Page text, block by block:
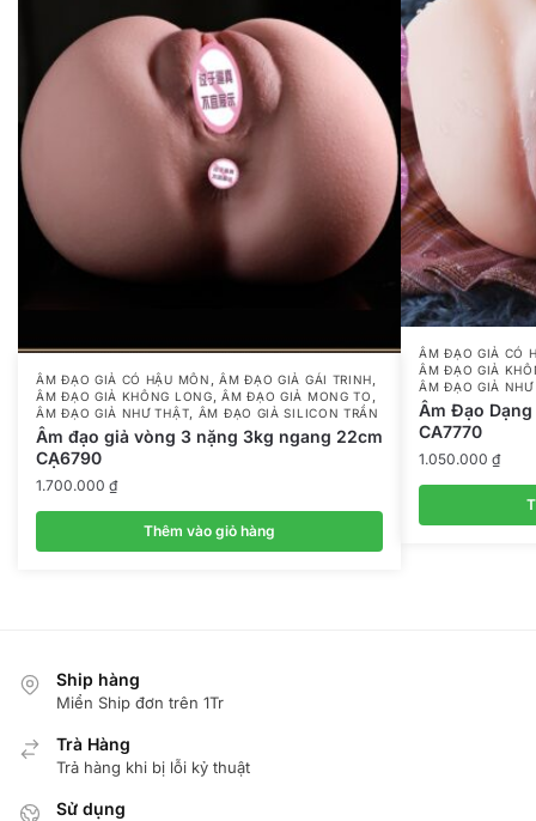
ÂM ĐẠO GIẢ CÓ HẬU MÔN ,ÂM ĐẠO GIẢ GÁI TRINH,
ÂM ĐẠO GIẢ KHÔNG LONG,ÂM ĐẠO GIẢ MONG TO ,
ÂM ĐẠO GIẢ NHƯ THẬT, ÂM ĐẠO GIẢ SILICON TRẦN
Âm đạo giả vòng 3 nặng 3kg ngang 22cm
CẠ6790
1.700.000 ₫
Thêm vào giỏ hàng
ÂM ĐẠO GIẢ CÓ
ÂM ĐẠO GIẢ
ÂM ĐẠO GIẢ NHƯ
Âm Đạo
CA7770
1.050.000 ₫
Ship hàng
Miển Ship đơn trên 1Tr
Trà Hàng
Trả hàng khi bị lỗi kỷ thuật
Sử dụng